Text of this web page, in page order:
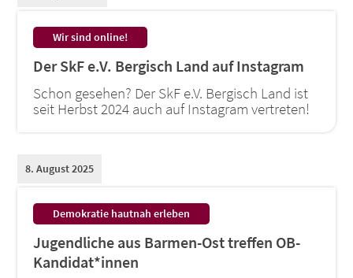
Wir sind online!:
Der SkF e.V. Bergisch Land auf Instagram
Schon gesehen? Der SkF e.V. Bergisch Land ist
seit Herbst 2024 auch auf Instagram vertreten!
Demokratie hautnah erleben:
Jugendliche aus Barmen-Ost treffen OB-
Kandidat*innen
8. August 2025